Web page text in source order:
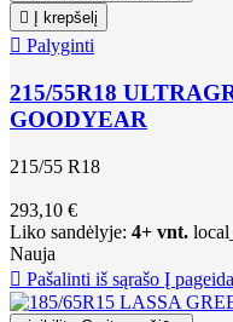
 Į krepšelį
 Palyginti
215/55R18
GOODYEAR
215/55 R18
293,10 €
Liko sandėlyje: 4+ vnt.
Nauja
 Pašalinti iš sąrašo Į